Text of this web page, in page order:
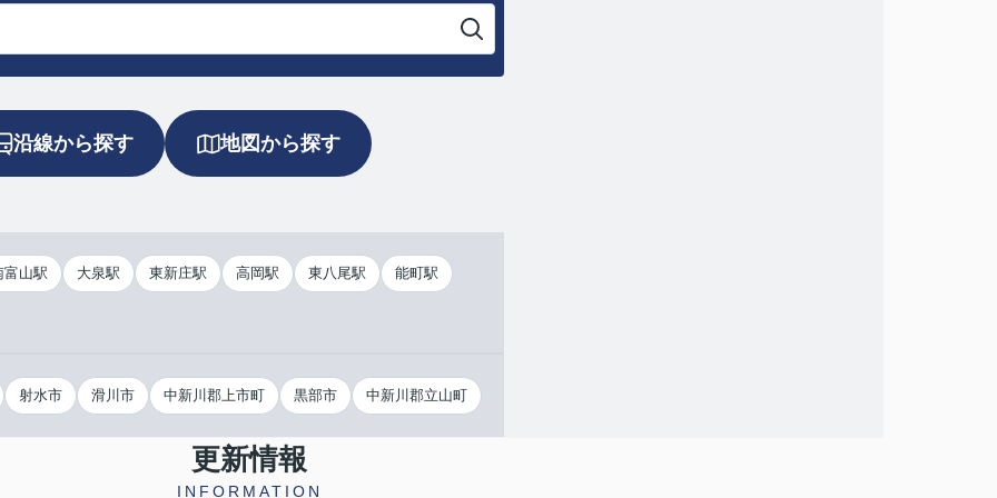
沿線から探す 地図から探す
富山駅 大泉駅 東新庄駅 高岡駅 東八尾駅 能町駅
射水市 滑川市 中新川郡上市町 黒部市 中新川郡立山町
更新情報
INFORMATION